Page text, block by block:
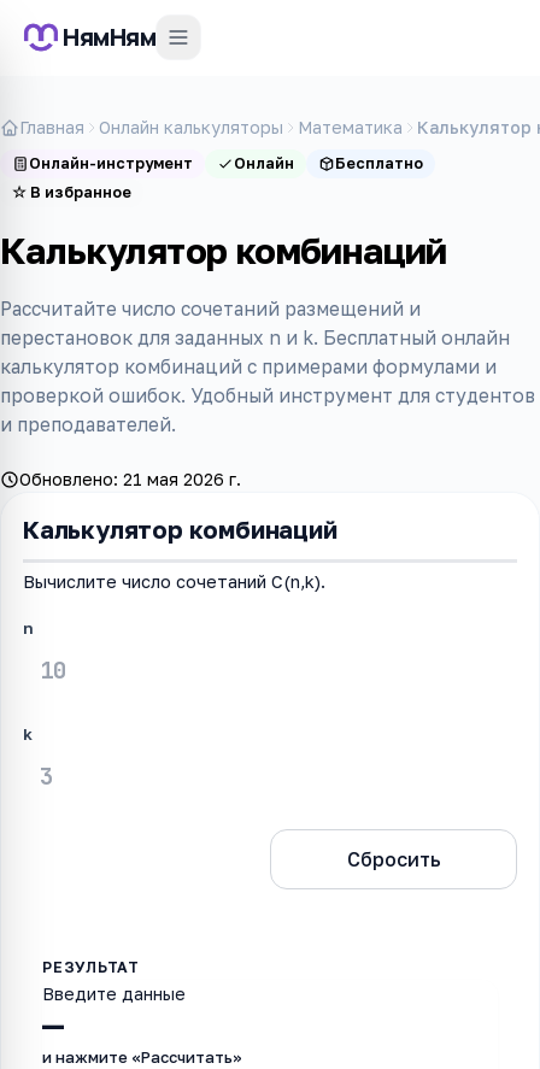
НямНям
Главная Онлайн калькуляторы Математика Калькулятор
Онлайн-инструмент Онлайн
Бесплатно
☆ В избранное
Калькулятор комбинаций
Рассчитайте число сочетаний размещений и
перестановок для заданных n и k. Бесплатный онлайн
калькулятор комбинаций с примерами формулами и
проверкой ошибок. Удобный инструмент для студентов
и преподавателей.
Обновлено: 21 мая 2026 г.
Калькулятор комбинаций
Вычислите число сочетаний C(n,k).
n
k
Сбросить
—
Введите данные
и нажмите «Рассчитать»